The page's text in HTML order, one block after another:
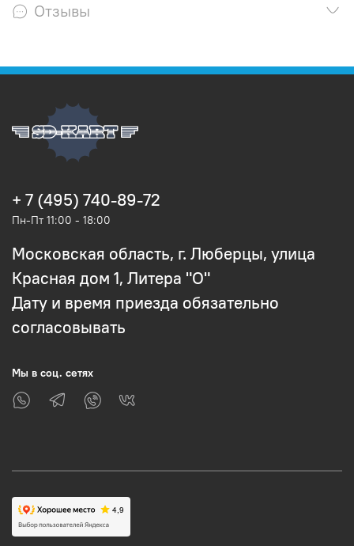
Отзывы
+ 7 (495) 740-89-72
Пн-Пт 11:00 - 18:00
Московская область, г. Люберцы, улица
Красная дом 1, Литера "О"
Дату и время приезда обязательно
согласовывать
Мы в соц. сетях